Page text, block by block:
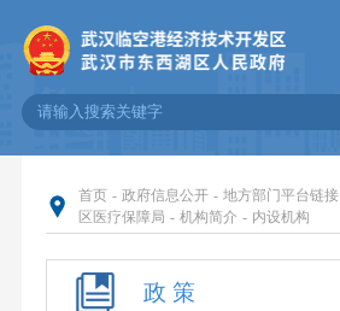
首页 - 政府信息公开 - 地方部门平台链接
区医疗保障局 - 机构简介 - 内设机构
政 策